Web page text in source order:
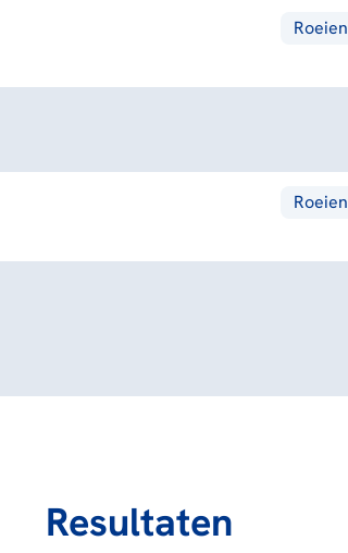
Roeien
Roeien
Resultaten